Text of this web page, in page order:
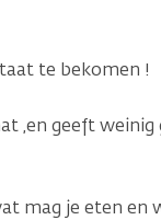
te bekomen !
,en geeft weinig
mag je eten en